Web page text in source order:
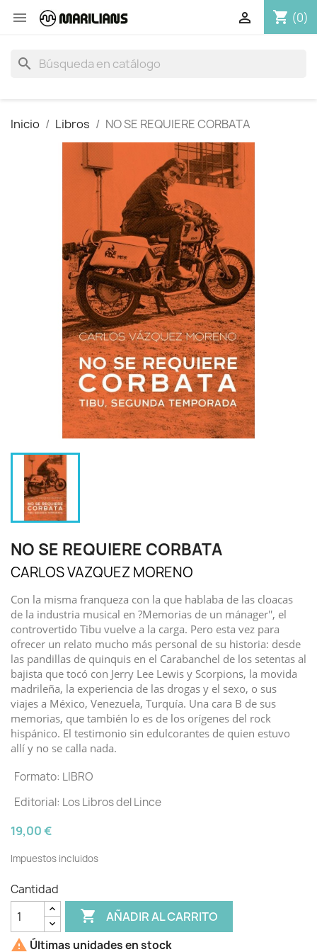
 shopping_cart (0)

search
Inicio Libros NO SE REQUIERE CORBATA
NO SE REQUIERE CORBATA
CARLOS VAZQUEZ MORENO
Con la misma franqueza con la que hablaba de las cloacas
de la industria musical en ?Memorias de un mánager'', el
controvertido Tibu vuelve a la carga. Pero esta vez para
ofrecer un relato mucho más personal de su historia: desde
las pandillas de quinquis en el Carabanchel de los setentas al
bajista que tocó con Jerry Lee Lewis y Scorpions, la movida
madrileña, la experiencia de las drogas y el sexo, o sus
viajes a México, Venezuela, Turquía. Una cara B de sus
memorias, que también lo es de los orígenes del rock
hispánico. El testimonio sin edulcorantes de quien estuvo
allí y no se calla nada.
Formato: LIBRO
Editorial: Los Libros del Lince
19,00 €
Impuestos incluidos
Cantidad
 AÑADIR AL CARRITO
 Últimas unidades en stock